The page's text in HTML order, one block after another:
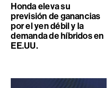
Honda eleva su
previsión de ganancias
por el yen débil y la
demanda de híbridos en
EE.UU.